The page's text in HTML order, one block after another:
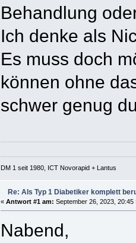
Behandlung
Ich denke als
Es muss doch
können ohne
schwer genug
DM 1 seit 1980, ICT Novorapid + Lantus
Re: Als Typ 1 Diabetiker komplett
« Antwort #1 am: September 26, 2023, 20:45
Nabend,